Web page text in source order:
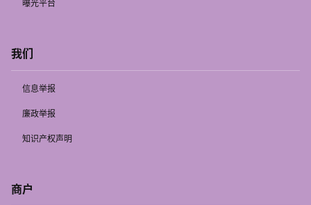
曝光平台
我们
信息举报
廉政举报
知识产权声明
商户